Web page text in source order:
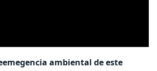
ambiental de este